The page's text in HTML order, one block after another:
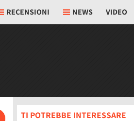
RECENSIONI NEWS VIDEO
TI POTREBBE INTERESSARE